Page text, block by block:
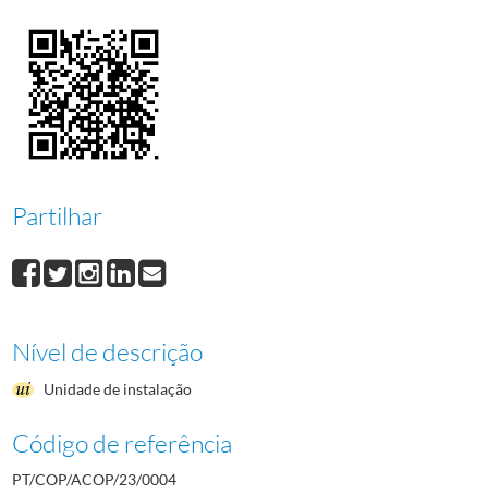
Partilhar
Nível de descrição
Unidade de instalação
Código de referência
PT/COP/ACOP/23/0004